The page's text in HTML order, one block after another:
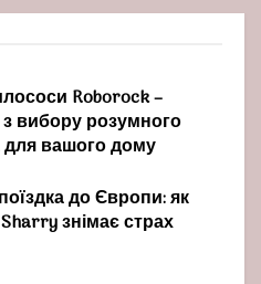
Roborock –
з вибору розумного
для вашого дому
до Європи: як
знімає страх